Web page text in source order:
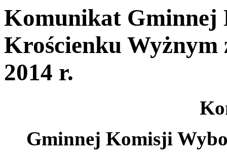
Komunikat Gminnej
Krościenku Wyżnym
2014 r.
Gminnej Komisji